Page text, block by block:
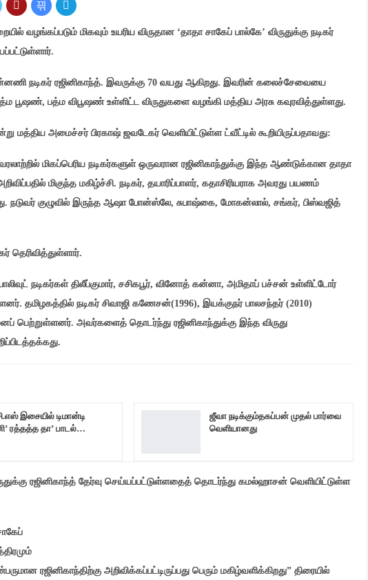
வழங்கப்படும் மிகவும் உயரிய விருதான ‘தாதா சாகேப் பால்கே’ விருதுக்கு நடிகர்
நடிகர் ரஜினிகாந்த். இவருக்கு 70 வயது ஆகிறது. இவரின் கலைச்சேவையை
பூஷண், பத்ம விபூஷண் உள்ளிட்ட விருதுகளை வழங்கி மத்திய அரசு கவுரவித்துள்ளது.
அமைச்சர் பிரகாஷ் ஜவடேகர் வெளியிட்டுள்ள ட்வீட்டில் கூறியிருப்பதாவது:
மிகப்பெரிய நடிகர்களுள் ஒருவரான ரஜினிகாந்துக்கு இந்த ஆண்டுக்கான தாதா
மிகுந்த மகிழ்ச்சி. நடிகர், தயாரிப்பாளர், கதாசிரியராக அவரது பயணம்
நடுவர் குழுவில் இருந்த ஆஷா போன்ஸ்லே, சுபாஷ்கை, மோகன்லால், சங்கர், பிஸ்வஜித்
தெரிவித்துள்ளார்.
நடிகர்கள் திலீப்குமார், சசிகபூர், வினோத் கன்னா, அமிதாப் பச்சன் உள்ளிட்டோர்
தமிழகத்தில் நடிகர் சிவாஜி கணேசன்(1996), இயக்குநர் பாலசந்தர் (2010)
பெற்றுள்ளனர். அவர்களைத் தொடர்ந்து ரஜினிகாந்துக்கு இந்த விருது
இசையில் டிமான்டி
ரத்தத்த தா’ பாடல்…
ஜீவா நடிக்கும்தகப்பன் முதல் பார்வை
வெளியானது
ரஜினிகாந்த் தேர்வு செய்யப்பட்டுள்ளதைத் தொடர்ந்து கமல்ஹாசன் வெளியிட்டுள்ள
ரஜினிகாந்திற்கு அறிவிக்கப்பட்டிருப்பது பெரும் மகிழ்வளிக்கிறது” திரையில்